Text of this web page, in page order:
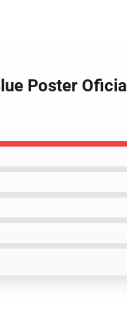
Poster Oficial